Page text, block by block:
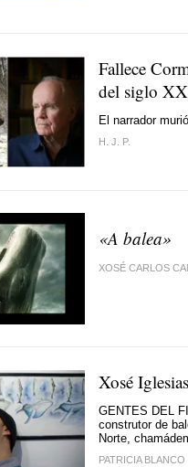
Fallece
del siglo XX
El narrador
H. J. P.
«A balea»
XOSÉ CARLOS
Xosé
GENTES DEL
construtor de
Norte,
PATRICIA BLANCO